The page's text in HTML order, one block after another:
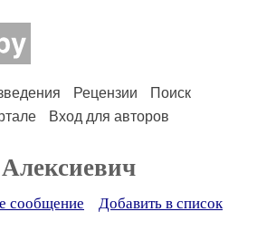
Рецензии
Поиск
Вход для авторов
сообщение
Добавить в список